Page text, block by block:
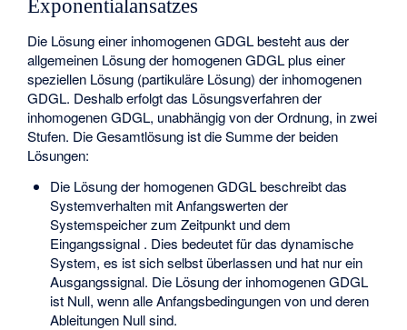
Exponentialansatzes
Die Lösung einer inhomogenen GDGL besteht aus der
allgemeinen Lösung der homogenen GDGL plus einer
speziellen Lösung (partikuläre Lösung) der inhomogenen
GDGL. Deshalb erfolgt das Lösungsverfahren der
inhomogenen GDGL, unabhängig von der Ordnung, in zwei
Stufen. Die Gesamtlösung ist die Summe der beiden
Lösungen:
Die Lösung der homogenen GDGL beschreibt das
Systemverhalten mit Anfangswerten der
Systemspeicher zum Zeitpunkt und dem
Eingangssignal . Dies bedeutet für das dynamische
System, es ist sich selbst überlassen und hat nur ein
Ausgangssignal. Die Lösung der inhomogenen GDGL
ist Null, wenn alle Anfangsbedingungen von und deren
Ableitungen Null sind.